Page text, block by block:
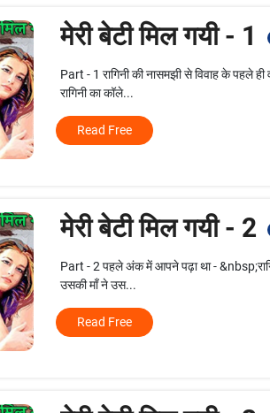
मेरी बेटी मिल गयी - 1
Part - 1 रागिनी की नासमझी से विवाह के पहले
रागिनी का कॉले...
Read Free
मेरी बेटी मिल गयी - 2
Part - 2 पहले अंक में आपने पढ़ा था -
उसकी माँ ने उस...
Read Free